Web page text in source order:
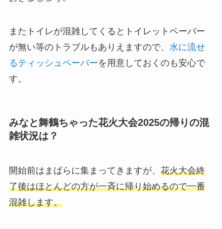
またトイレが混雑してくるとトイレットペーパー
が無い等のトラブルもありえますので、 水に流せ
るティッシュペーパーを用意しておくのも安心で
す。
みなと舞鶴ちゃった花火大会2025の帰りの混
雑状況は？
開始前はまばらに集まってきますが、 花火大会終
了後はほとんどの方が一斉に帰り始めるので一番
混雑します。